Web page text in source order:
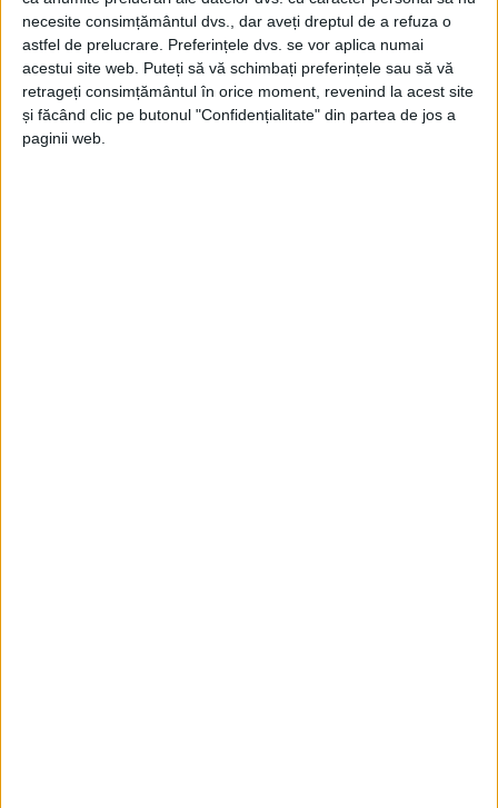
necesite consimțământul dvs., dar aveți dreptul de a refuza o
astfel de prelucrare. Preferințele dvs. se vor aplica numai
acestui site web. Puteți să vă schimbați preferințele sau să vă
retrageți consimțământul în orice moment, revenind la acest site
și făcând clic pe butonul "Confidențialitate" din partea de jos a
paginii web.
Tags: Agenția Spațială Română cercetare Mihai Dimian
USV
Articolesimilare